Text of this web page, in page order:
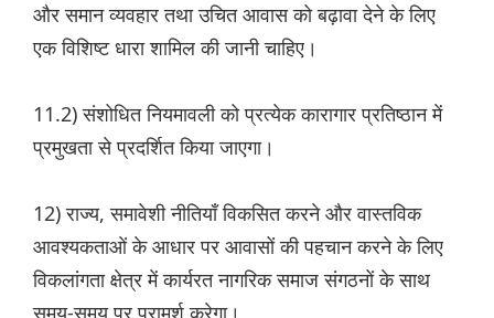
और समान व्यवहार तथा उचित आवास को बढ़ावा देने के लिए
एक विशिष्ट धारा शामिल की जानी चाहिए।
11.2) संशोधित नियमावली को प्रत्येक कारागार प्रतिष्ठान में
प्रमुखता से प्रदर्शित किया जाएगा।
12) राज्य, समावेशी नीतियाँ विकसित करने और वास्तविक
आवश्यकताओं के आधार पर आवासों की पहचान करने के लिए
विकलांगता क्षेत्र में कार्यरत नागरिक समाज संगठनों के साथ